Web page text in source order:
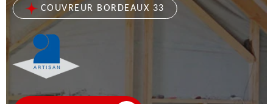
COUVREUR BORDEAUX 33